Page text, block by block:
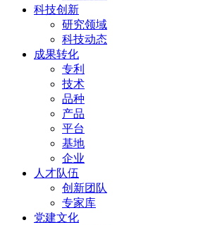
科技创新
研究领域
科技动态
成果转化
专利
技术
品种
产品
平台
基地
企业
人才队伍
创新团队
专家库
党建文化